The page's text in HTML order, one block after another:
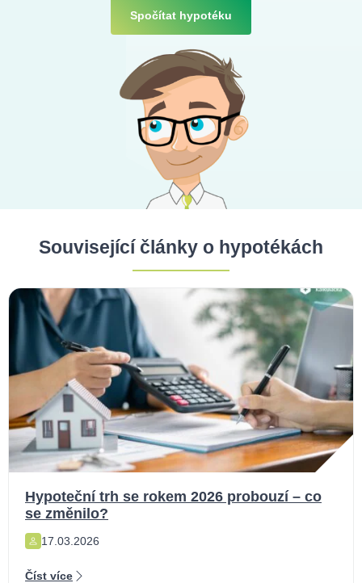
Spočítat hypotéku
Související články o hypotékách
Hypoteční trh se rokem 2026 probouzí – co
se změnilo?
17.03.2026
Číst více